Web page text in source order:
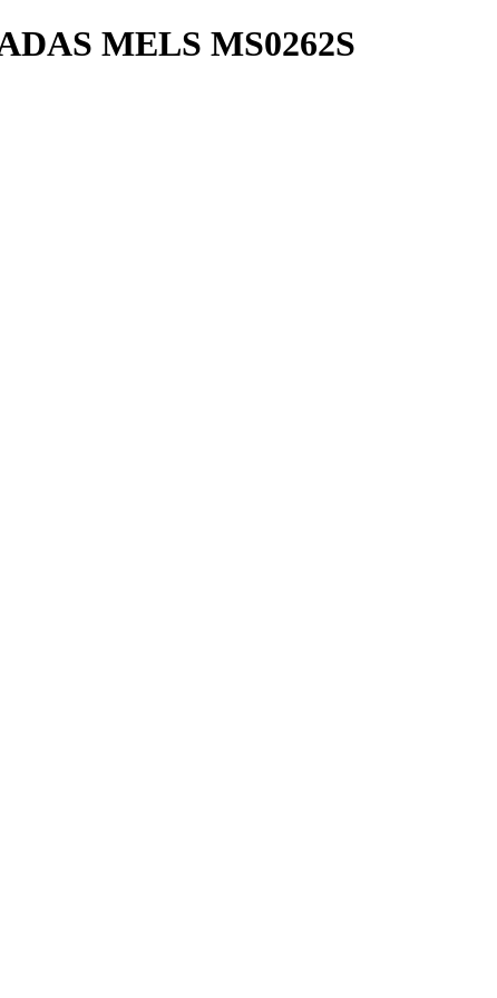
MELS MS0262S